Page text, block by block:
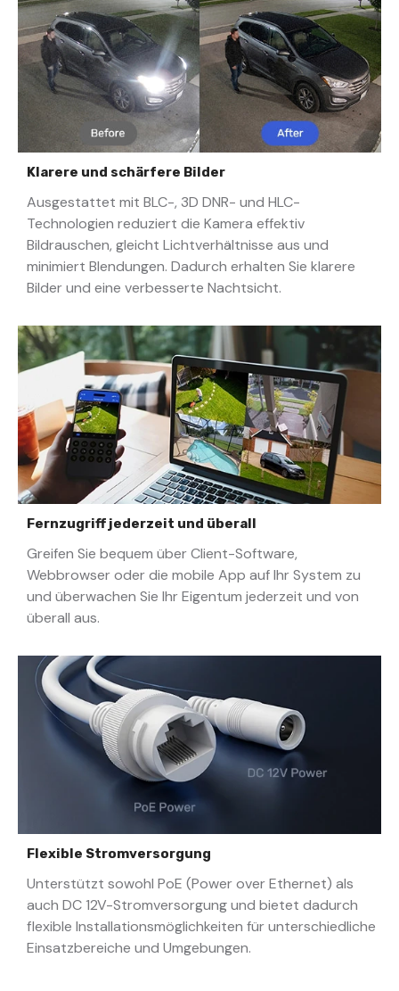
Klarere und schärfere Bilder
Ausgestattet mit BLC-, 3D DNR- und HLC-
Technologien reduziert die Kamera effektiv
Bildrauschen, gleicht Lichtverhältnisse aus und
minimiert Blendungen. Dadurch erhalten Sie klarere
Bilder und eine verbesserte Nachtsicht.
Fernzugriff jederzeit und überall
Greifen Sie bequem über Client-Software,
Webbrowser oder die mobile App auf Ihr System zu
und überwachen Sie Ihr Eigentum jederzeit und von
überall aus.
Flexible Stromversorgung
Unterstützt sowohl PoE (Power over Ethernet) als
auch DC 12V-Stromversorgung und bietet dadurch
flexible Installationsmöglichkeiten für unterschiedliche
Einsatzbereiche und Umgebungen.